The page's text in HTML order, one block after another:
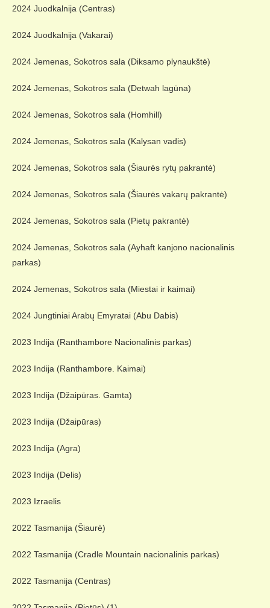
2024 Juodkalnija (Centras)
2024 Juodkalnija (Vakarai)
2024 Jemenas, Sokotros sala (Diksamo plynaukštė)
2024 Jemenas, Sokotros sala (Detwah lagūna)
2024 Jemenas, Sokotros sala (Homhill)
2024 Jemenas, Sokotros sala (Kalysan vadis)
2024 Jemenas, Sokotros sala (Šiaurės rytų pakrantė)
2024 Jemenas, Sokotros sala (Šiaurės vakarų pakrantė)
2024 Jemenas, Sokotros sala (Pietų pakrantė)
2024 Jemenas, Sokotros sala (Ayhaft kanjono nacionalinis
parkas)
2024 Jemenas, Sokotros sala (Miestai ir kaimai)
2024 Jungtiniai Arabų Emyratai (Abu Dabis)
2023 Indija (Ranthambore Nacionalinis parkas)
2023 Indija (Ranthambore. Kaimai)
2023 Indija (Džaipūras. Gamta)
2023 Indija (Džaipūras)
2023 Indija (Agra)
2023 Indija (Delis)
2023 Izraelis
2022 Tasmanija (Šiaurė)
2022 Tasmanija (Cradle Mountain nacionalinis parkas)
2022 Tasmanija (Centras)